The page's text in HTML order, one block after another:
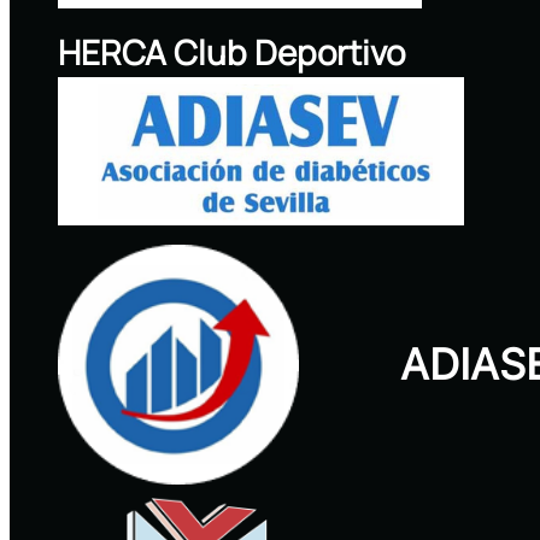
HERCA Club Deportivo